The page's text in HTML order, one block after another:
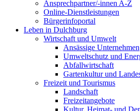
Ansprechpartner/-innen A-Z
Online-Dienstleistungen
Bürgerinfoportal
Leben in Dulchburg
Wirtschaft und Umwelt
Ansässige Unternehmen
Umweltschutz und
Abfallwirtschaft
Gartenkultur und
Freizeit und Tourismus
Landschaft
Freizeitangebote
Kultur, Heimat- und